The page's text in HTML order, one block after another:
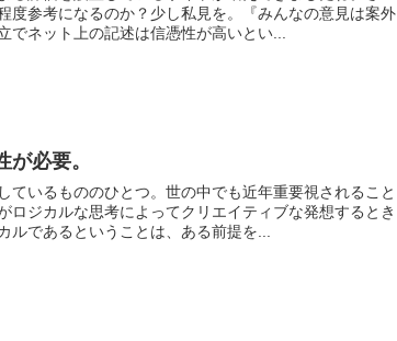
度参考になるのか？少し私見を。『みんなの意見は案外
でネット上の記述は信憑性が高いとい...
必要。
ているもののひとつ。世の中でも近年重要視されること
ロジカルな思考によってクリエイティブな発想するとき
ルであるということは、ある前提を...